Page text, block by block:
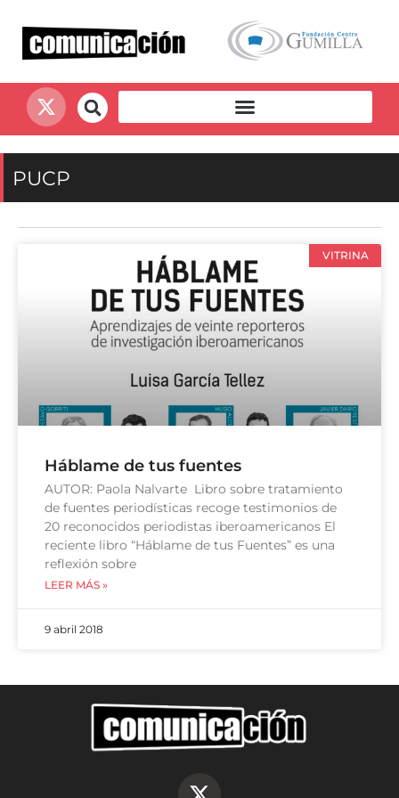
PUCP
VITRINA
Háblame de tus fuentes
AUTOR: Paola Nalvarte Libro sobre tratamiento
de fuentes periodísticas recoge testimonios de
20 reconocidos periodistas iberoamericanos El
reciente libro “Háblame de tus Fuentes” es una
reflexión sobre
LEER MÁS »
9 abril 2018